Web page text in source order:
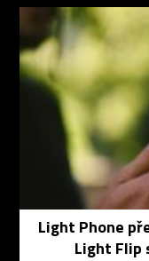
Light Phone
Light Flip